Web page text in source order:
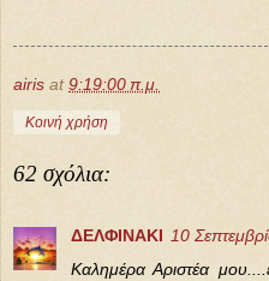
airis at9:19:00 π.μ.
Κοινή χρήση
62 σχόλια:
ΔΕΛΦΙΝΑΚΙ 10
Καλημέρα Αριστέα